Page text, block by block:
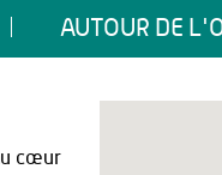
AUTOUR DE
cœur